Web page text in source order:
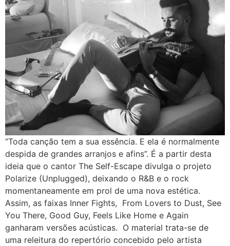
“Toda canção tem a sua essência. E ela é normalmente
despida de grandes arranjos e afins”. É a partir desta
ideia que o cantor The Self-Escape divulga o projeto
Polarize (Unplugged), deixando o R&B e o rock
momentaneamente em prol de uma nova estética.
Assim, as faixas Inner Fights, From Lovers to Dust, See
You There, Good Guy, Feels Like Home e Again
ganharam versões acústicas. O material trata-se de
uma releitura do repertório concebido pelo artista